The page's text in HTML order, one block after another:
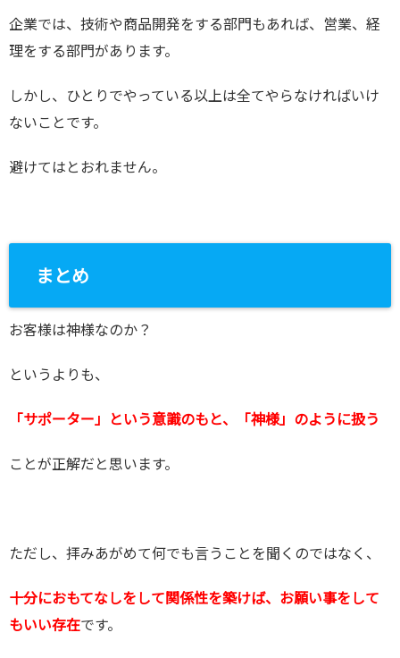
企業では、技術や商品開発をする部門もあれば、営業、経
理をする部門があります。
しかし、ひとりでやっている以上は全てやらなければいけ
ないことです。
避けてはとおれません。
まとめ
お客様は神様なのか？
というよりも、
「サポーター」という意識のもと、「神様」のように扱う
ことが正解だと思います。
ただし、拝みあがめて何でも言うことを聞くのではなく、
十分におもてなしをして関係性を築けば、お願い事をして
もいい存在です。